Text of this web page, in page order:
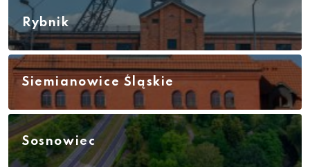
Rybnik
Siemianowice Śląskie
Sosnowiec